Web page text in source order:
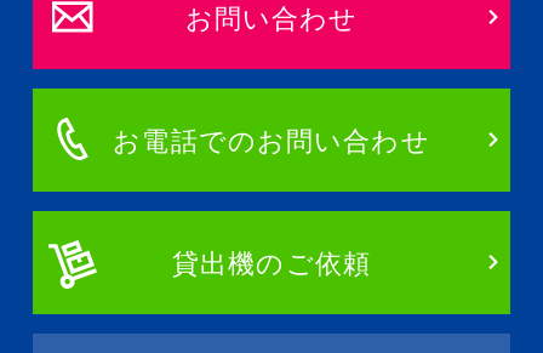
お問い合わせ
お電話でのお問い合わせ
貸出機のご依頼